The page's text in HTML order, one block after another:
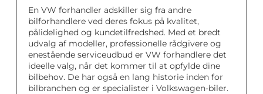
En VW forhandler adskiller sig fra andre
bilforhandlere ved deres fokus på kvalitet,
pålidelighed og kundetilfredshed. Med et bredt
udvalg af modeller, professionelle rådgivere og
enestående serviceudbud er VW forhandlere det
ideelle valg, når det kommer til at opfylde dine
bilbehov. De har også en lang historie inden for
bilbranchen og er specialister i Volkswagen-biler.